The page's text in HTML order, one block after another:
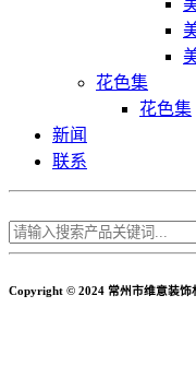
花色集
花色集
新闻
联系
Copyright © 2024 常州市维意装饰